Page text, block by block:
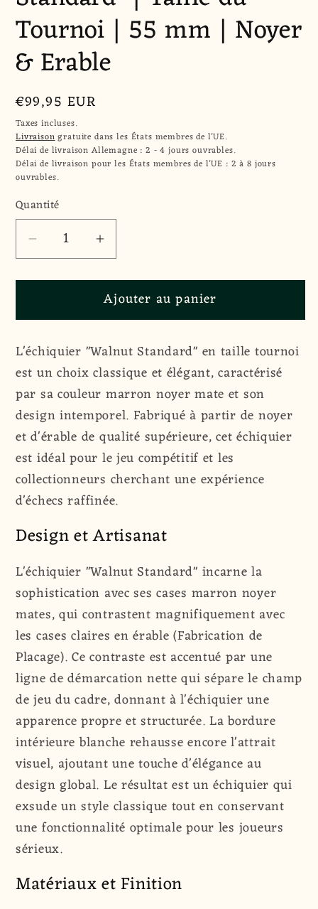
Tournoi | 55 mm | Noyer
& Erable
Prix
habituel
€99,95 EUR
Taxes incluses.
Livraisongratuite dans les États membres de l'UE.
Délai de livraison Allemagne : 2 - 4 jours ouvrables.
Délai de livraison pour les États membres de l'UE : 2 à 8 jours
ouvrables.
Quantité
Quantité
Réduire
la
quantité
Échiquier
Standard&quot;
|
Taille
du
Tournoi
55
mm
|
&amp;
Augmenter
la
quantité
de
Échiquier
Standard&quot;
|
Taille
du
Tournoi
|
55
mm
|
&amp;
Ajouter au panier
L'échiquier "Walnut Standard" en taille tournoi
est un choix classique et élégant, caractérisé
par sa couleur marron noyer mate et son
design intemporel. Fabriqué à partir de noyer
et d'érable de qualité supérieure, cet échiquier
est idéal pour le jeu compétitif et les
collectionneurs cherchant une expérience
d'échecs raffinée.
Design et Artisanat
L'échiquier "Walnut Standard" incarne la
sophistication avec ses cases marron noyer
mates, qui contrastent magnifiquement avec
les cases claires en érable (Fabrication de
Placage). Ce contraste est accentué par une
ligne de démarcation nette qui sépare le champ
de jeu du cadre, donnant à l'échiquier une
apparence propre et structurée. La bordure
intérieure blanche rehausse encore l'attrait
visuel, ajoutant une touche d'élégance au
design global. Le résultat est un échiquier qui
exsude un style classique tout en conservant
une fonctionnalité optimale pour les joueurs
sérieux.
Matériaux et Finition